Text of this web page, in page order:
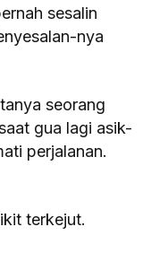
sesalin
nya
seorang
gua lagi asik-
perjalanan.
terkejut.